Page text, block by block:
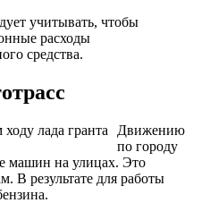
учитывать, чтобы
расходы
средства.
Движению
по городу
машин на улицах. Это
В результате для работы